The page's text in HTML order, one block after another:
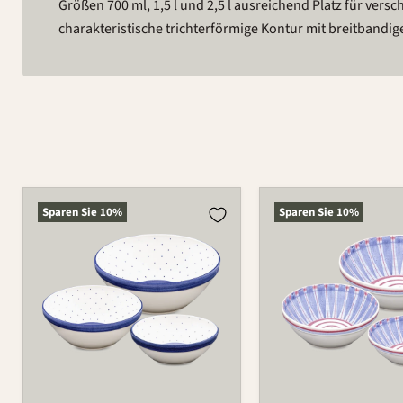
Größen 700 ml, 1,5 l und 2,5 l ausreichend Platz für
charakteristische trichterförmige Kontur mit
Sparen Sie 10%
Schüssel
Set
Sparen Sie 10%
Schüssel
Set